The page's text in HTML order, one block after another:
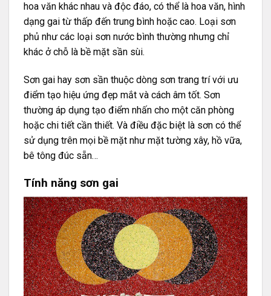
hoa văn khác nhau và độc đáo, có thể là hoa văn, hình
dạng gai từ thấp đến trung bình hoặc cao. Loại sơn
phủ như các loại sơn nước bình thường nhưng chỉ
khác ở chỗ là bề mặt sần sùi.
Sơn gai hay sơn sần thuộc dòng sơn trang trí với ưu
điểm tạo hiệu ứng đẹp mắt và cách âm tốt. Sơn
thường áp dụng tạo điểm nhấn cho một căn phòng
hoặc chi tiết cần thiết. Và điều đặc biệt là sơn có thể
sử dụng trên mọi bề mặt như mặt tường xây, hồ vữa,
bê tông đúc sẵn…
Tính năng sơn gai